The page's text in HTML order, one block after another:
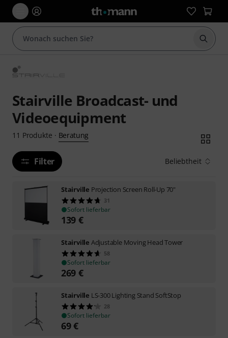
Suche
Stairville Broadcast- und
Videoequipment
11 Produkte · Beratung
Filter Beliebtheit
Stairville Projection Screen Roll-Up 70"
31
Sofort lieferbar
139 €
Stairville Adjustable Moving Head Tower
58
Sofort lieferbar
269 €
Stairville LS-300 Lighting Stand SoftStop
28
Sofort lieferbar
69€